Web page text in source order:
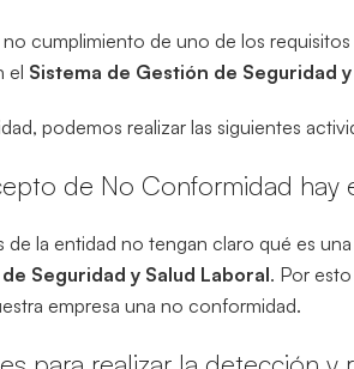
cumplimiento de uno de los
el Sistema de Gestión de Seguridad
podemos realizar las siguientes
de No Conformidad hay
la entidad no tengan claro qué es
Seguridad y Salud Laboral. Por
empresa una no conformidad.